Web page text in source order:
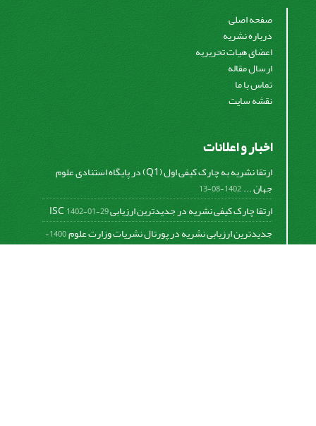
صفحه اصلی
درباره نشریه
اعضای هیات تحریریه
ارسال مقاله
تماس با ما
نقشه سایت
اخبار و اعلانات
ارتقا نشریه به چارک کیفی اول (Q1) در پایگاه استنادی علوم
جهان ...1402-08-13
ارتقا چارک کیفی نشریه در جدیدترین ارزیابی ISC1402-01-29
جدیدترین ارزیابی نشریه در پورتال نشریات وزارت علوم
1400-